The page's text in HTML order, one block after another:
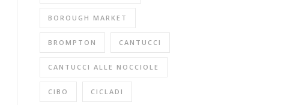
BOROUGH MARKET
BROMPTON CANTUCCI
CANTUCCI ALLE NOCCIOLE
CIBO CICLADI